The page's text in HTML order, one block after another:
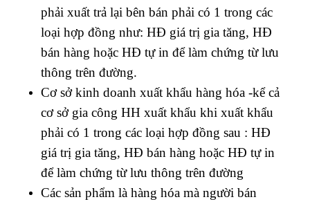
phải xuất trả lại bên bán phải có 1 trong các
loại hợp đồng như: HĐ giá trị gia tăng, HĐ
bán hàng hoặc HĐ tự in để làm chứng từ lưu
thông trên đường.
Cơ sở kinh doanh xuất khẩu hàng hóa -kể cả
cơ sở gia công HH xuất khẩu khi xuất khẩu
phải có 1 trong các loại hợp đồng sau : HĐ
giá trị gia tăng, HĐ bán hàng hoặc HĐ tự in
để làm chứng từ lưu thông trên đường
Các sản phẩm là hàng hóa mà người bán